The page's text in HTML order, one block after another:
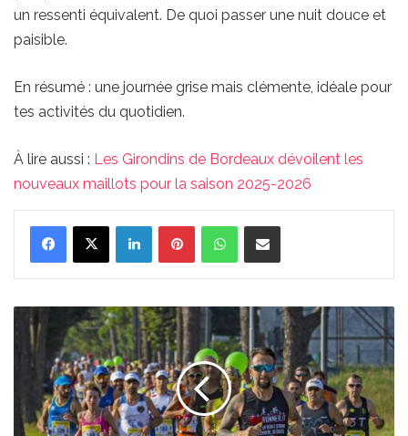
un ressenti équivalent. De quoi passer une nuit douce et
paisible.
En résumé : une journée grise mais clémente, idéale pour
tes activités du quotidien.
À lire aussi : Les Girondins de Bordeaux dévoilent les
nouveaux maillots pour la saison 2025-2026
LinkedinPinterestWhatsAppPartager par email
Nouvelle-
Aquitaine
marathons